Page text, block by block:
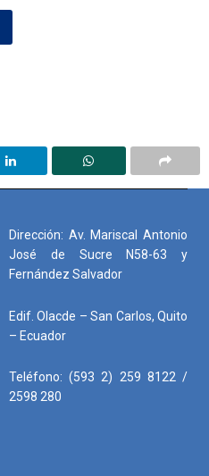
Dirección: Av. Mariscal Antonio
José de Sucre N58-63 y
Fernández Salvador
Edif. Olacde – San Carlos, Quito
– Ecuador
Teléfono: (593 2) 259 8122 /
2598 280